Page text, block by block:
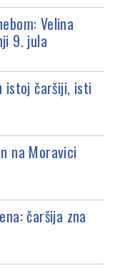
Velina
9. jula
istoj čaršiji, isti
na Moravici
čaršija zna